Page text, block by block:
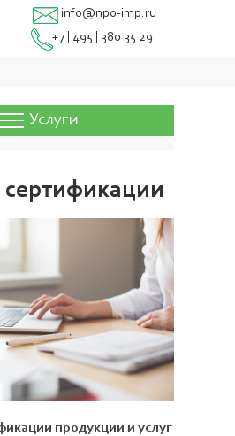
info@npo-imp.ru
+7 | 495 | 380 35 29
Услуги
продукции и услуг